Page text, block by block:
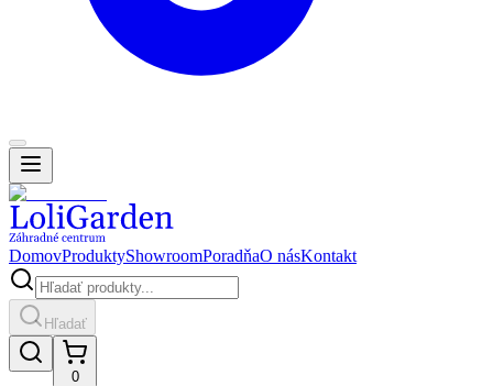
DomovProduktyShowroomPoradňaO násKontakt
Hľadať
0